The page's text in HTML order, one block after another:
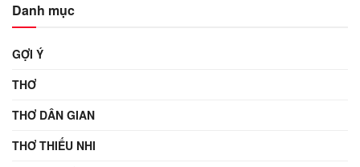
Danh mục
GỢI Ý
THƠ
THƠ DÂN GIAN
THƠ THIẾU NHI